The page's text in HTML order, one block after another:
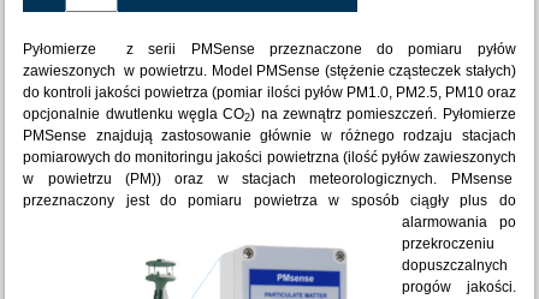
Pyłomierze z serii PMSense przeznaczone do pomiaru pyłów
zawieszonych w powietrzu. Model PMSense (stężenie cząsteczek stałych)
do kontroli jakości powietrza (pomiar ilości pyłów PM1.0, PM2.5, PM10 oraz
opcjonalnie dwutlenku węgla CO2) na zewnątrz pomieszczeń. Pyłomierze
PMSense znajdują zastosowanie głównie w różnego rodzaju stacjach
pomiarowych do monitoringu jakości powietrzna (ilość pyłów zawieszonych
w powietrzu (PM)) oraz w stacjach meteorologicznych. PMsense
przeznaczony jest do pomiaru
powietrza w sposób ciągły plus do
alarmowania po
przekroczeniu
dopuszczalnych
progów jakości.